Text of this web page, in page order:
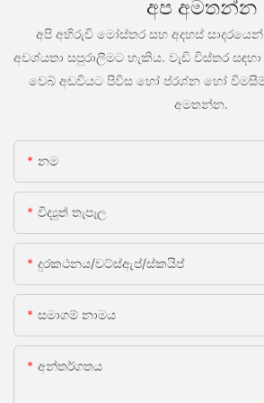
අප අමතන්න
අපි අභිරුචි මෝස්තර සහ අදහස්
අවශ්යතා සපුරාලීමට හැකිය. වැඩි විස්තර
වෙබ් අඩවියට පිවිස හෝ ප්රශ්න හෝ
අමතන්න.
නම
විද්‍යුත් තැපෑල
දුරකථනය/වට්ස්ඇප්/ස්කයිප්
සමාගම් නාමය
අන්තර්ගතය